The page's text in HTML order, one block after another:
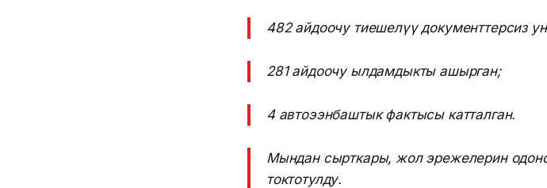
482 айдоочу тиешелүү документтерсиз
281 айдоочу ылдамдыкты ашырган;
4 автоээнбаштык фактысы катталган.
Мындан сырткары, жол эрежелерин
токтотулду.